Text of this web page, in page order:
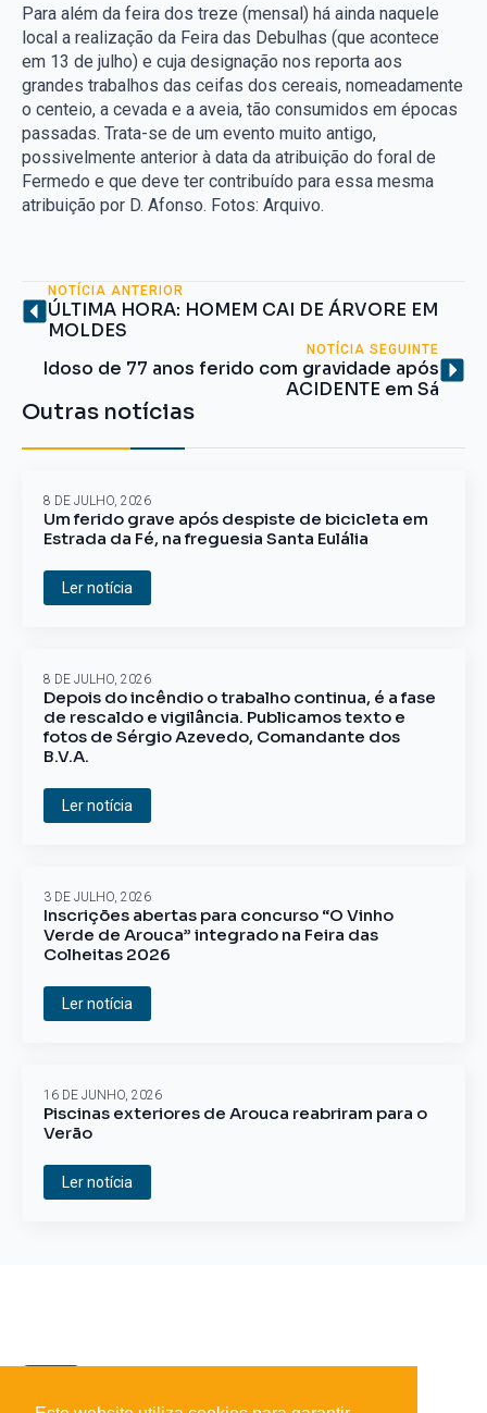
Para além da feira dos treze (mensal) há ainda naquele
local a realização da Feira das Debulhas (que acontece
em 13 de julho) e cuja designação nos reporta aos
grandes trabalhos das ceifas dos cereais, nomeadamente
o centeio, a cevada e a aveia, tão consumidos em épocas
passadas. Trata-se de um evento muito antigo,
possivelmente anterior à data da atribuição do foral de
Fermedo e que deve ter contribuído para essa mesma
atribuição por D. Afonso. Fotos: Arquivo.
NOTÍCIA ANTERIOR
ÚLTIMA HORA: HOMEM CAI DE ÁRVORE EM
MOLDES
NOTÍCIA SEGUINTE
Idoso de 77 anos ferido com gravidade após
ACIDENTE em Sá
Outras notícias
Um ferido grave após despiste de bicicleta em
Estrada da Fé, na freguesia Santa Eulália
8 DE JULHO, 2026
Ler notícia
Depois do incêndio o trabalho continua, é a fase
de rescaldo e vigilância. Publicamos texto e
fotos de Sérgio Azevedo, Comandante dos
B.V.A.
8 DE JULHO, 2026
Ler notícia
Inscrições abertas para concurso “O Vinho
Verde de Arouca” integrado na Feira das
Colheitas 2026
3 DE JULHO, 2026
Ler notícia
Piscinas exteriores de Arouca reabriram para o
Verão
16 DE JUNHO, 2026
Ler notícia